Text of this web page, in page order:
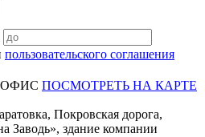
пользовательского соглашения
ПОСМОТРЕТЬ НА КАРТЕ
Покровская дорога,
Заводь», здание компании